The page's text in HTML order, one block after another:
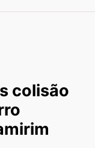
colisão